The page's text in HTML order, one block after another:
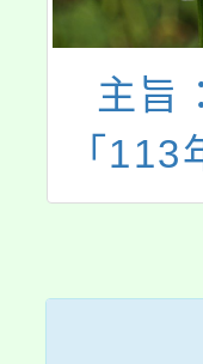
主旨
「113
識線上
辦法
請轉